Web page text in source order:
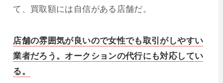
て、買取額には自信がある店舗だ。
店舗の雰囲気が良いので女性でも取引がしやすい
業者だろう。オークションの代行にも対応してい
る。